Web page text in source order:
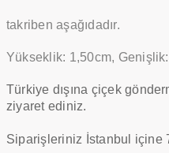
takriben aşağıdadır.
Yükseklik: 1,50cm,
Türkiye dışına çiçek
ziyaret ediniz.
Siparişleriniz İstanbul içine